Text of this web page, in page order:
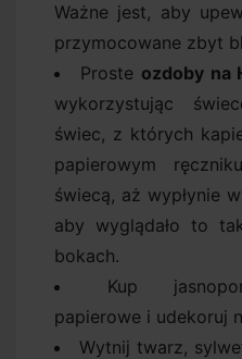
Ważne jest, aby
przymocowane zbyt
Proste ozdoby na
wykorzystując
świec, z których
papierowym
świecą, aż wypłynie
aby wyglądało to
bokach.
Kup
papierowe i udekoruj
Wytnij twarz,